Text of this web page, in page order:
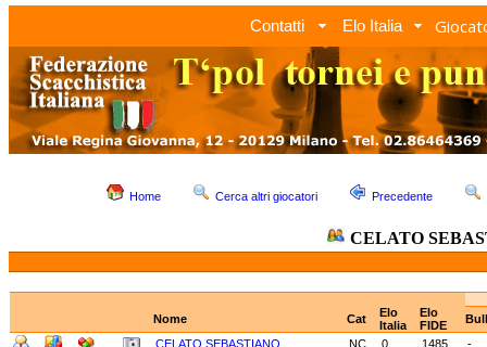
Contatti Elo Italia
Home Cerca altri giocatori Precedente
CELATO
Nome Cat
Elo
Italia
Elo
FIDE
CELATO SEBASTIANO
NC 0 1485
-